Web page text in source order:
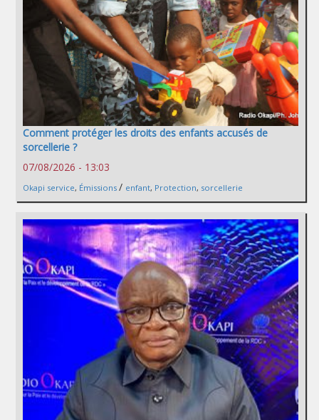
Comment protéger les droits des enfants accusés de
sorcellerie ?
07/08/2026 - 13:03
Okapi service, Émissions / enfant, Protection, sorcellerie